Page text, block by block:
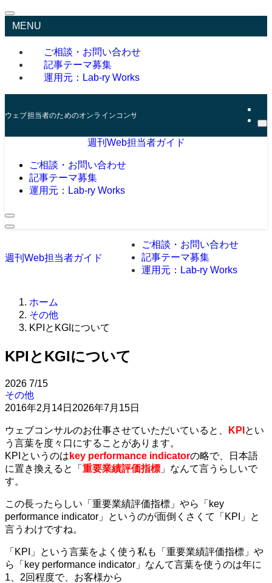
MENU
ご相談・お問い合わせ
記事テーマ募集
運用元：Lab-ry Works
ウェブ担当者のためのオンラインコンサルタント
週刊Web担当者ガイド
ご相談・お問い合わせ
記事テーマ募集
運用元：Lab-ry Works
週刊Web担当者ガイド
ご相談・お問い合わせ
記事テーマ募集
運用元：Lab-ry Works
ホーム
その他
KPIとKGIについて
KPIとKGIについて
2026 7/15
その他
2016年2月14日 2026年7月15日
ウェブコンサルのお仕事させていただいていると、 KPI とい
う言葉を度々口にすることがあります。
KPIというのは key performance indicatorの略で、日本語
に置き換えると「 重要業績評価指標 」なんて言うらしいで
す。
この長ったらしい「重要業績評価指標」やら「key
performance indicator」というのが面倒くさくて「KPI」と
言うわけですね。
「KPI」という言葉をよく使う私も「重要業績評価指標」や
ら「key performance indicator」なんて言葉を使うのは年に
1、2回程度で、お客様から